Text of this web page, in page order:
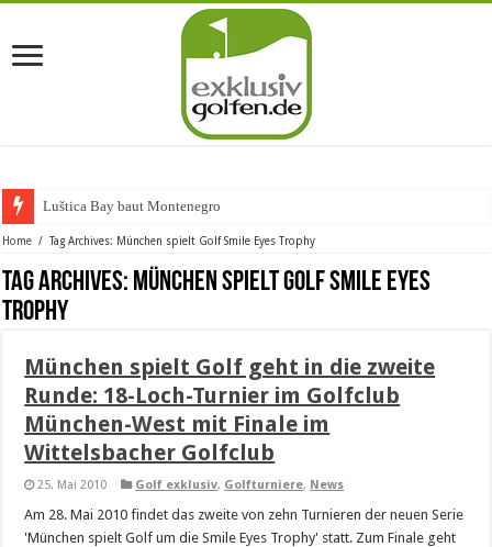
Luštica Bay baut Montenegros e
Home / Tag Archives: München spielt Golf Smile Eyes Trophy
Tag Archives: München spielt Golf Smile Eyes
Trophy
München spielt Golf geht in die zweite
Runde: 18-Loch-Turnier im Golfclub
München-West mit Finale im
Wittelsbacher Golfclub
25. Mai 2010 Golf exklusiv, Golfturniere, News
Am 28. Mai 2010 findet das zweite von zehn Turnieren der neuen Serie
'München spielt Golf um die Smile Eyes Trophy' statt. Zum Finale geht